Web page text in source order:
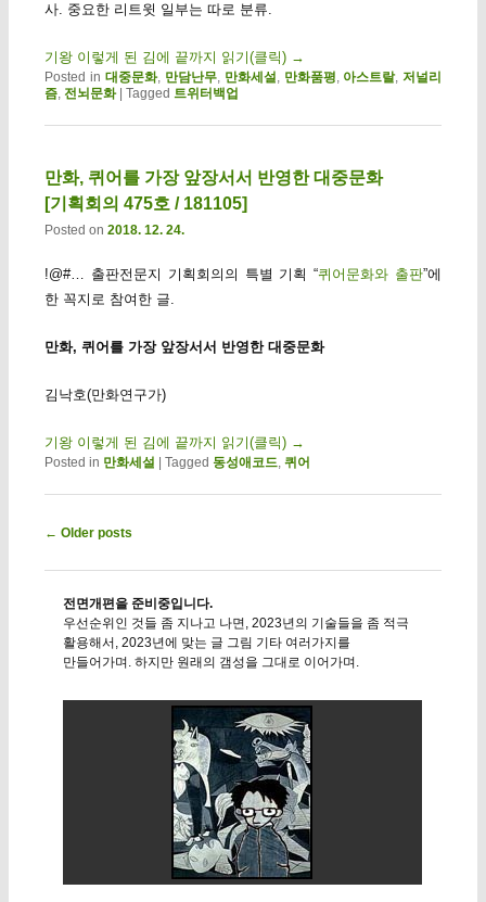
사. 중요한 리트윗 일부는 따로 분류.
기왕 이렇게 된 김에 끝까지 읽기(클릭) →
Posted in 대중문화, 만담난무, 만화세설 만화품평 아스트랄,저널리
즘, 전뇌문화 | Tagged 트위터백업
만화, 퀴어를 가장 앞장서서 반영한 대중문화
[기획회의 475호 / 181105]
Posted on 2018. 12. 24.
!@#… 출판전문지 기획회의의 특별 기획 “퀴어문화와 출판”에
한 꼭지로 참여한 글.
만화, 퀴어를 가장 앞장서서 반영한 대중문화
김낙호(만화연구가)
기왕 이렇게 된 김에 끝까지 읽기(클릭) →
Posted in 만화세설 Tagged 동성애코드, 퀴어
Post navigation
← Older posts
전면개편을 준비중입니다.
우선순위인 것들 좀 지나고 나면, 2023년의 기술들을 좀 적극
활용해서, 2023년에 맞는 글 그림 기타 여러가지를
만들어가며. 하지만 원래의 갬성을 그대로 이어가며.